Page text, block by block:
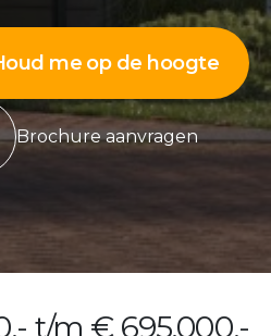
me op de hoogte
Brochure aanvragen
t/m € 695.000,-